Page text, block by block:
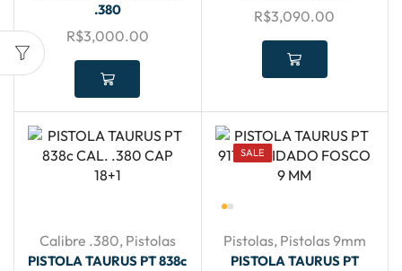
.380
R$3,000.00
R$3,090.00
Calibre .380, Pistolas
PISTOLA TAURUS PT 838c
SALE
Pistolas, Pistolas 9mm
PISTOLA TAURUS PT